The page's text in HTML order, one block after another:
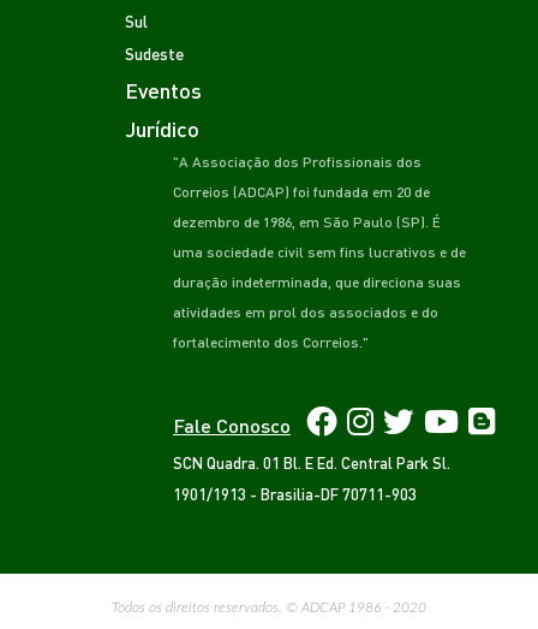
Sul
Sudeste
Eventos
Jurídico
"A Associação dos Profissionais dos
Correios (ADCAP) foi fundada em 20 de
dezembro de 1986, em São Paulo (SP). É
uma sociedade civil sem fins lucrativos e de
duração indeterminada, que direciona suas
atividades em prol dos associados e do
fortalecimento dos Correios."
Fale Conosco
SCN Quadra. 01 Bl. E Ed. Central Park Sl.
1901/1913 - Brasilia-DF 70711-903
Todos os direitos reservados. © ADCAP 1986 - 2020